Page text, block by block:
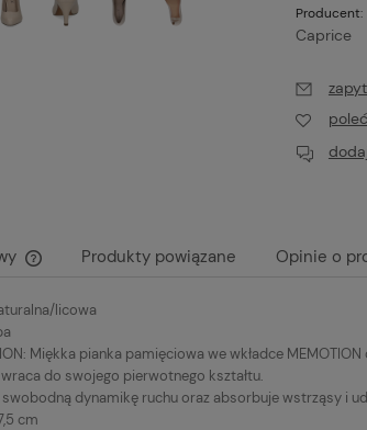
Producent:
Caprice
Cena nie zawiera ewentualnych kosztów
Produkty powiązane Opinie o
licowa
Miękka pianka pamięciowa we wkładce
do swojego pierwotnego kształtu.
dynamikę ruchu oraz absorbuje wstrząsy i
cm